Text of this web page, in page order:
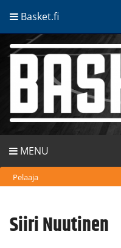
Basket.fi
MENU
Pelaaja
Siiri Nuutinen